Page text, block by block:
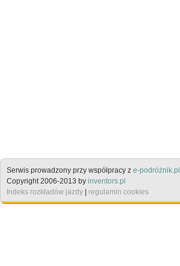
Serwis prowadzony przy współpracy z e-podróżnik.pl
Copyright 2006-2013 by inventors.pl
Indeks rozkładów jazdy | regulamin cookies